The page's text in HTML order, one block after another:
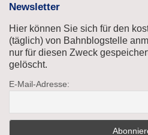
Newsletter
Hier können Sie sich für den
(täglich) von Bahnblogstelle
nur für diesen Zweck
gelöscht.
E-Mail-Adresse: